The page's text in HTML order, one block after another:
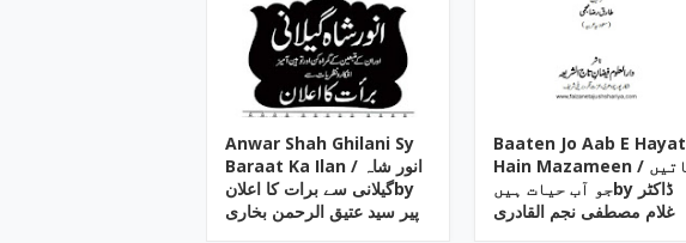
Anwar Shah Ghilani Sy
Baraat Ka Ilan / انور شاہ
گیلانی سے برات کا اعلانby
پیر سید عتیق الرحمن بخاری
Baaten Jo Aab E Hayat
Hain Mazameen / باتیں
جو آب حیات ہیںby ڈاکٹر
غلام مصطفی نجم القادری